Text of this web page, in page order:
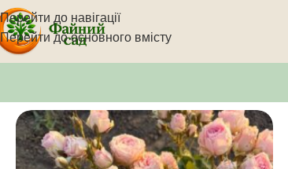
Перейти до навігації
Перейти до основного вмісту